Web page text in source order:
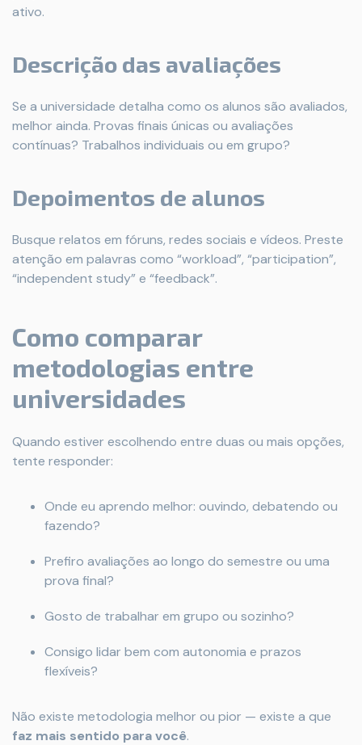
ativo.
Descrição das avaliações
Se a universidade detalha como os alunos são avaliados,
melhor ainda. Provas finais únicas ou avaliações
contínuas? Trabalhos individuais ou em grupo?
Depoimentos de alunos
Busque relatos em fóruns, redes sociais e vídeos. Preste
atenção em palavras como “workload”, “participation”,
“independent study” e “feedback”.
Como comparar
metodologias entre
universidades
Quando estiver escolhendo entre duas ou mais opções,
tente responder:
Onde eu aprendo melhor: ouvindo, debatendo ou
fazendo?
Prefiro avaliações ao longo do semestre ou uma
prova final?
Gosto de trabalhar em grupo ou sozinho?
Consigo lidar bem com autonomia e prazos
flexíveis?
Não existe metodologia melhor ou pior — existe a que
faz mais sentido para você.